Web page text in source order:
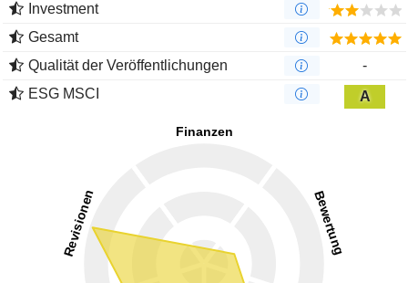
Investment
Gesamt
Qualität der Veröffentlichungen
-
ESG MSCI
A